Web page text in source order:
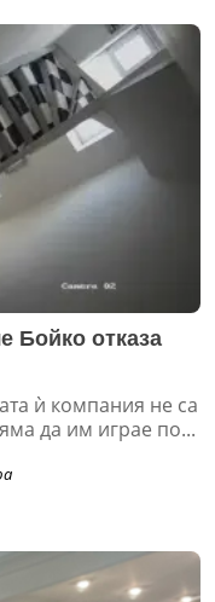
Бойко отказа
ѝ компания не са
да им играе по...